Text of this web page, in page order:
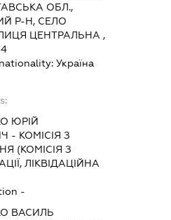
ОБЛ.,
Р-Н, СЕЛО
ЦЕНТРАЛЬНА ,
Україна
ЮРІЙ
- КОМІСІЯ З
(КОМІСІЯ З
ЛІКВІДАЦІЙНА
-
ВАСИЛЬ